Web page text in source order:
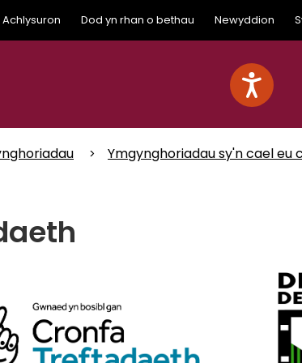
Achlysuron Dod yn rhan o bethau Newyddion
Ymgynghoriadau sy'n cael eu